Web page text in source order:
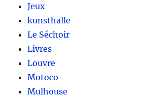
Jeux
kunsthalle
Le Séchoir
Livres
Louvre
Motoco
Mulhouse